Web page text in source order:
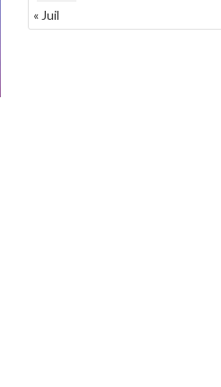
« Juil